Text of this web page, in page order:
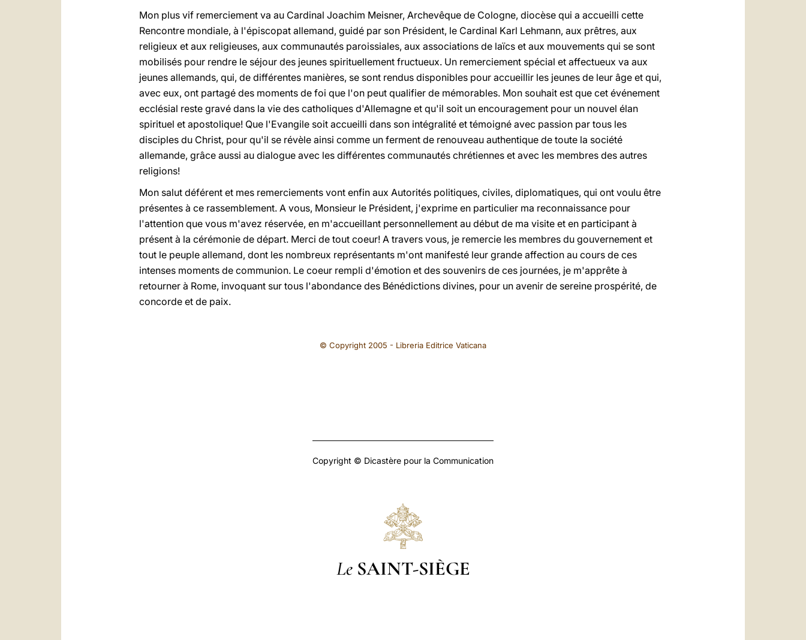
Mon plus vif remerciement va au Cardinal Joachim Meisner, Archevêque de Cologne, diocèse qui a accueilli cette
Rencontre mondiale, à l'épiscopat allemand, guidé par son Président, le Cardinal Karl Lehmann, aux prêtres, aux
religieux et aux religieuses, aux communautés paroissiales, aux associations de laïcs et aux mouvements qui se sont
mobilisés pour rendre le séjour des jeunes spirituellement fructueux. Un remerciement spécial et affectueux va aux
jeunes allemands, qui, de différentes manières, se sont rendus disponibles pour accueillir les jeunes de leur âge et qui,
avec eux, ont partagé des moments de foi que l'on peut qualifier de mémorables. Mon souhait est que cet événement
ecclésial reste gravé dans la vie des catholiques d'Allemagne et qu'il soit un encouragement pour un nouvel élan
spirituel et apostolique! Que l'Evangile soit accueilli dans son intégralité et témoigné avec passion par tous les
disciples du Christ, pour qu'il se révèle ainsi comme un ferment de renouveau authentique de toute la société
allemande, grâce aussi au dialogue avec les différentes communautés chrétiennes et avec les membres des autres
religions!
Mon salut déférent et mes remerciements vont enfin aux Autorités politiques, civiles, diplomatiques, qui ont voulu être
présentes à ce rassemblement. A vous, Monsieur le Président, j'exprime en particulier ma reconnaissance pour
l'attention que vous m'avez réservée, en m'accueillant personnellement au début de ma visite et en participant à
présent à la cérémonie de départ. Merci de tout coeur! A travers vous, je remercie les membres du gouvernement et
tout le peuple allemand, dont les nombreux représentants m'ont manifesté leur grande affection au cours de ces
intenses moments de communion. Le coeur rempli d'émotion et des souvenirs de ces journées, je m'apprête à
retourner à Rome, invoquant sur tous l'abondance des Bénédictions divines, pour un avenir de sereine prospérité, de
concorde et de paix.
© Copyright 2005 - Libreria Editrice Vaticana
Copyright © Dicastère pour la Communication
Le SAINT-SIÈGE